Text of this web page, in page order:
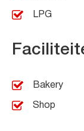
LPG
Bakery
Shop